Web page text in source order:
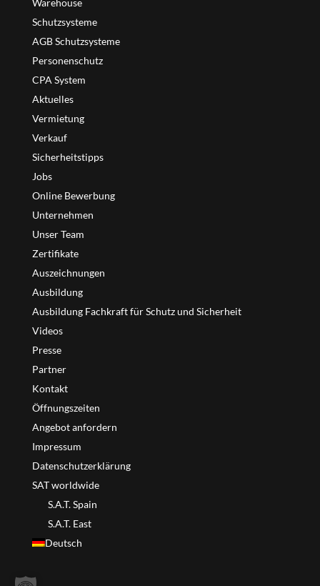
Schutzsysteme
AGB Schutzsysteme
Personenschutz
CPA System
Aktuelles
Vermietung
Verkauf
Sicherheitstipps
Jobs
Online Bewerbung
Unternehmen
Unser Team
Zertifikate
Auszeichnungen
Ausbildung
Ausbildung Fachkraft für Schutz und Sicherheit
Videos
Presse
Partner
Kontakt
Öffnungszeiten
Angebot anfordern
Impressum
Datenschutzerklärung
SAT worldwide
S.A.T. Spain
S.A.T. East
Deutsch